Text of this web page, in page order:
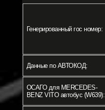
Генерированный гос номер:
Данные по АВТОКОД:
ОСАГО для MERCEDES-
BENZ VITO автобус (W639):